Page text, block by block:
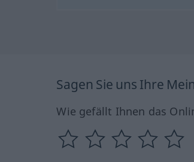
Sagen Sie uns Ihre
Wie gefällt Ihnen das